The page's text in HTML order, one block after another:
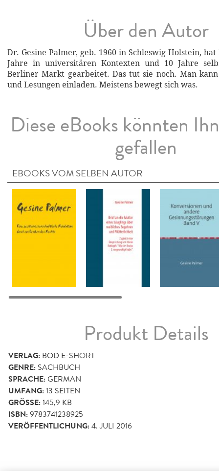
Über den Autor
Dr. Gesine Palmer, geb. 1960 in Schleswig-Holstein,
Jahre in universitären Kontexten und 10 Jahre
Berliner Markt gearbeitet. Das tut sie noch. Man
und Lesungen einladen. Meistens bewegt sich was.
Diese eBooks könnten
gefallen
EBOOKS VOM SELBEN AUTOR
Produkt Details
VERLAG: BOD E-SHORT
GENRE: SACHBUCH
SPRACHE:GERMAN
UMFANG:13 SEITEN
GRÖSSE: 145,9 KB
ISBN:9783741238925
VERÖFFENTLICHUNG:4. JULI 2016